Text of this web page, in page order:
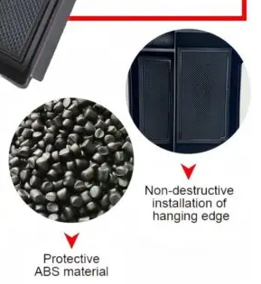
Navigație Skoda Octavia 3
Navigație Skoda Rapid
Navigație Skoda Superb 1
Navigație Skoda Superb 2
Toyota Avensis T25
Auto
350 Litri
350 Litri
450 litri
masina
Dacia Duster 3
Duster 2
Dacia Jogger